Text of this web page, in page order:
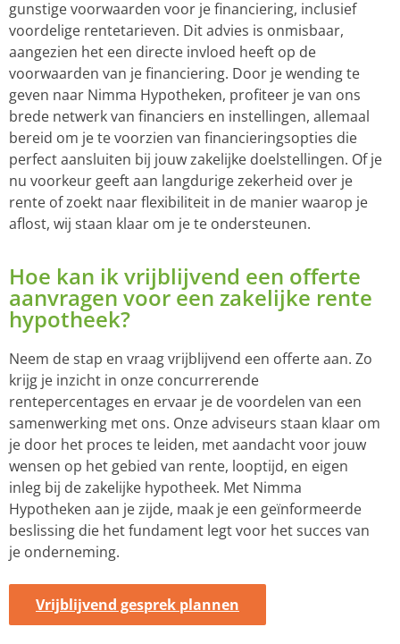
gunstige voorwaarden voor je financiering, inclusief
voordelige rentetarieven. Dit advies is onmisbaar,
aangezien het een directe invloed heeft op de
voorwaarden van je financiering. Door je wending te
geven naar Nimma Hypotheken, profiteer je van ons
brede netwerk van financiers en instellingen, allemaal
bereid om je te voorzien van financieringsopties die
perfect aansluiten bij jouw zakelijke doelstellingen. Of je
nu voorkeur geeft aan langdurige zekerheid over je
rente of zoekt naar flexibiliteit in de manier waarop je
aflost, wij staan klaar om je te ondersteunen.
Hoe kan ik vrijblijvend een offerte
aanvragen voor een zakelijke rente
hypotheek?
Neem de stap en vraag vrijblijvend een offerte aan. Zo
krijg je inzicht in onze concurrerende
rentepercentages en ervaar je de voordelen van een
samenwerking met ons. Onze adviseurs staan klaar om
je door het proces te leiden, met aandacht voor jouw
wensen op het gebied van rente, looptijd, en eigen
inleg bij de zakelijke hypotheek. Met Nimma
Hypotheken aan je zijde, maak je een geïnformeerde
beslissing die het fundament legt voor het succes van
je onderneming.
Vrijblijvend gesprek plannen